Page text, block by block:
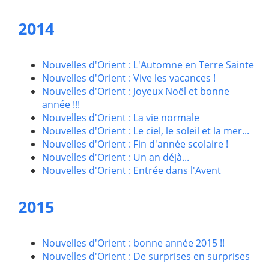
2014
Nouvelles d'Orient : L'Automne en Terre Sainte
Nouvelles d'Orient : Vive les vacances !
Nouvelles d'Orient : Joyeux Noël et bonne
année !!!
Nouvelles d'Orient : La vie normale
Nouvelles d'Orient : Le ciel, le soleil et la mer...
Nouvelles d'Orient : Fin d'année scolaire !
Nouvelles d'Orient : Un an déjà...
Nouvelles d'Orient : Entrée dans l'Avent
2015
Nouvelles d'Orient : bonne année 2015 !!
Nouvelles d'Orient : De surprises en surprises